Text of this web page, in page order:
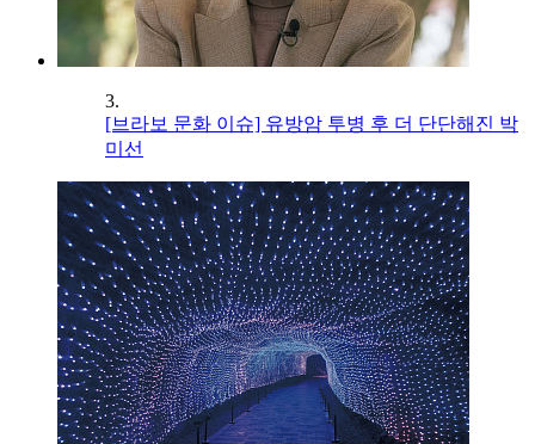
3.
[브라보 문화 이슈] 유방암 투병 후 더 단단해진 박
미선